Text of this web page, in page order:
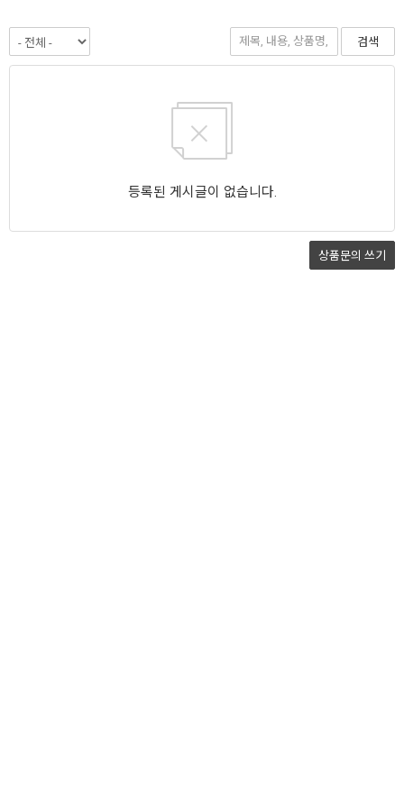
검색
등록된 게시글이 없습니다.
상품문의 쓰기